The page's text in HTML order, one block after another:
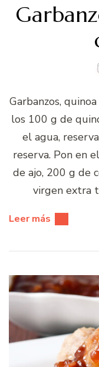
Garbanzos,
los 100 g de
el agua,
reserva. Pon en
de ajo, 200 g de
virgen extra
Leer más